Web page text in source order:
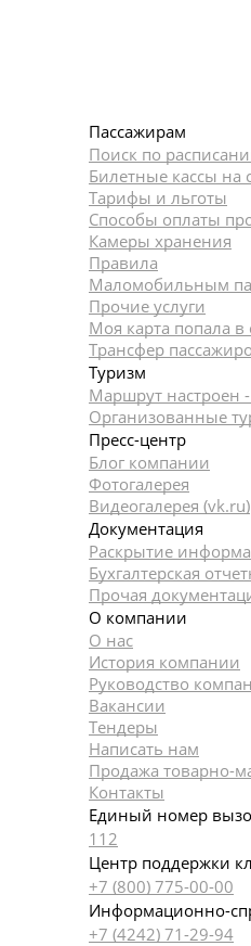
Пассажирам
Поиск по
Билетные кассы на
Тарифы и льготы
Способы оплаты
Камеры хранения
Правила
Маломобильным
Прочие услуги
Моя карта попала в
Трансфер
Туризм
Маршрут настроен
Организованные
Пресс-центр
Блог компании
Фотогалерея
Видеогалерея (vk.ru)
Документация
Раскрытие
Бухгалтерская
Прочая
О компании
О нас
История компании
Руководство
Вакансии
Тендеры
Написать нам
Продажа товарно-
Контакты
Единый номер
112
Центр поддержки
+7 (800) 775-00-00
Информационно-
+7 (4242) 71-29-94